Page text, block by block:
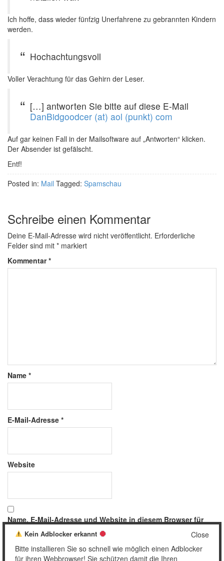
Ich hoffe, dass wieder fünfzig Unerfahrene zu gebrannten Kindern
werden.
Hochachtungsvoll
Voller Verachtung für das Gehirn der Leser.
[…] antworten Sie bitte auf diese E-Mail
DanBidgoodcer (at) aol (punkt) com
Auf gar keinen Fall in der Mailsoftware auf „Antworten“ klicken.
Der Absender ist gefälscht.
Entf!
Posted in: Mail Tagged: Spamschau
Schreibe einen Kommentar
Deine E-Mail-Adresse wird nicht veröffentlicht. Erforderliche
Felder sind mit * markiert
Kommentar*
Name *
E-Mail-Adresse *
Website
Name, E-Mail-Adresse und Website in diesem Browser für
meinen nächsten Kommentar speichern.
Close
Kein Adblocker erkannt
Bitte installieren Sie so schnell wie möglich einen Adblocker
für ihren Webbrowser! Sie schützen damit die Ihren